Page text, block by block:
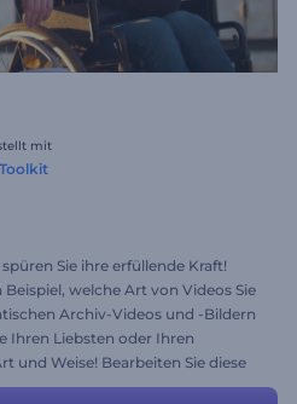
mit
Sie ihre erfüllende Kraft!
welche Art von Videos Sie
Archiv-Videos und -Bildern
Ihren Liebsten oder Ihren
und Weise! Bearbeiten Sie diese
eigene Videonachricht zum